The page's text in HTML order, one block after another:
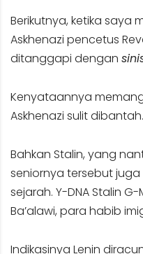
Berikutnya, ketika saya
Askhenazi pencetus
ditanggapi dengan
Kenyataannya
Askhenazi sulit dibantah.
Bahkan Stalin, yang
seniornya tersebut
sejarah. Y-DNA Stalin
Ba’alawi, para habib
Indikasinya Lenin